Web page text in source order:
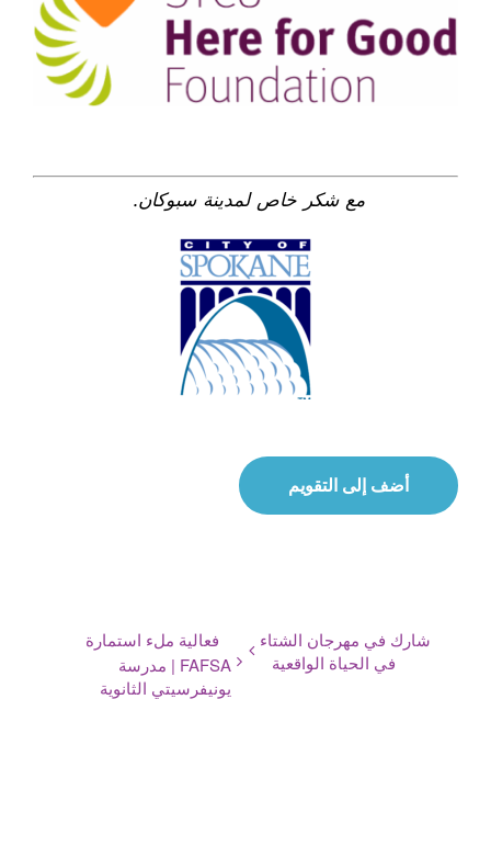
مع شكر خاص لمدينة سبوكان.
أضف إلى التقويم
شارك في مهرجان الشتاء
في الحياة الواقعية
فعالية ملء استمارة
FAFSA | مدرسة
يونيفرسيتي الثانوية